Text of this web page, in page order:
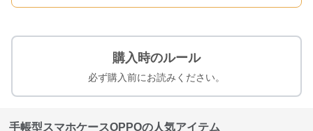
購入時のルール
必ず購入前にお読みください。
手帳型スマホケースOPPOの人気アイテム